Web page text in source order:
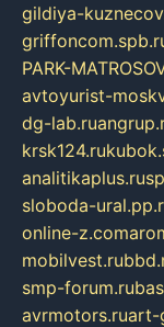
gildiya-
PARK-
avtoyurist-
dg-lab.ru
krsk124.ru
analitikaplus.ru
sloboda-
online-z.com
mobilvest.ru
smp-forum.ru
avrmotors.ruart-